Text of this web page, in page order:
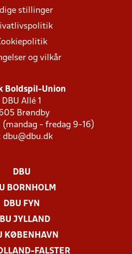
stillinger
og vilkår
Boldspil-Union
DBU Allé 1
Brøndby
(mandag - fredag 9-16)
dbu@dbu.dk
DBU
BORNHOLM
DBU FYN
JYLLAND
KØBENHAVN
FALSTER